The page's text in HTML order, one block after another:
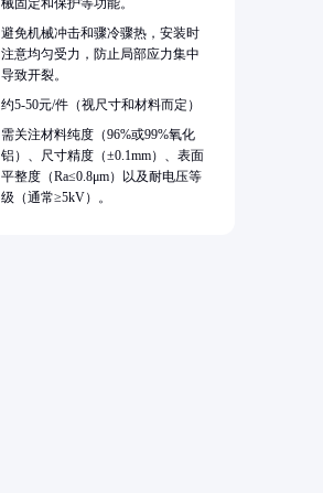
械固定和保护等功能。
避免机械冲击和骤冷骤热，安装时
注意均匀受力，防止局部应力集中
导致开裂。
约5-50元/件（视尺寸和材料而定）
需关注材料纯度（96%或99%氧化
铝）、尺寸精度（±0.1mm）、表面
平整度（Ra≤0.8μm）以及耐电压等
级（通常≥5kV）。